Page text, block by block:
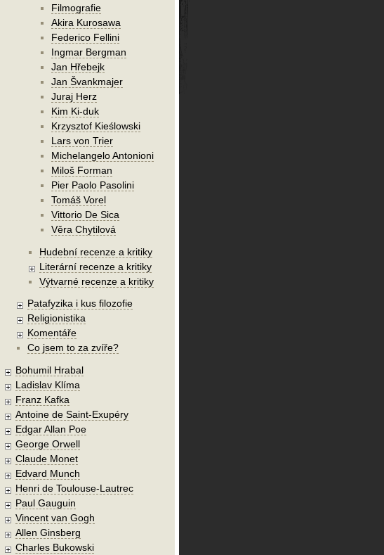
Filmografie
Akira Kurosawa
Federico Fellini
Ingmar Bergman
Jan Hřebejk
Jan Švankmajer
Juraj Herz
Kim Ki-duk
Krzysztof Kieślowski
Lars von Trier
Michelangelo Antonioni
Miloš Forman
Pier Paolo Pasolini
Tomáš Vorel
Vittorio De Sica
Věra Chytilová
Hudební recenze a kritiky
Literární recenze a kritiky
Výtvarné recenze a kritiky
Patafyzika i kus filozofie
Religionistika
Komentáře
Co jsem to za zvíře?
Bohumil Hrabal
Ladislav Klíma
Franz Kafka
Antoine de Saint-Exupéry
Edgar Allan Poe
George Orwell
Claude Monet
Edvard Munch
Henri de Toulouse-Lautrec
Paul Gauguin
Vincent van Gogh
Allen Ginsberg
Charles Bukowski